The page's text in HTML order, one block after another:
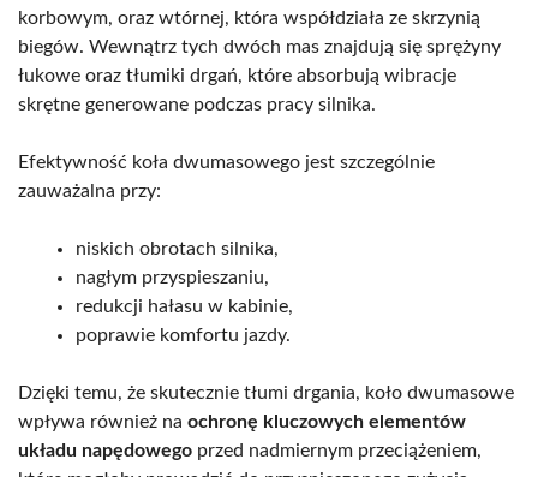
korbowym, oraz wtórnej, która współdziała ze skrzynią
biegów. Wewnątrz tych dwóch mas znajdują się sprężyny
łukowe oraz tłumiki drgań, które absorbują wibracje
skrętne generowane podczas pracy silnika.
Efektywność koła dwumasowego jest szczególnie
zauważalna przy:
niskich obrotach silnika,
nagłym przyspieszaniu,
redukcji hałasu w kabinie,
poprawie komfortu jazdy.
Dzięki temu, że skutecznie tłumi drgania, koło dwumasowe
wpływa również na ochronę kluczowych elementów
układu napędowego przed nadmiernym przeciążeniem,